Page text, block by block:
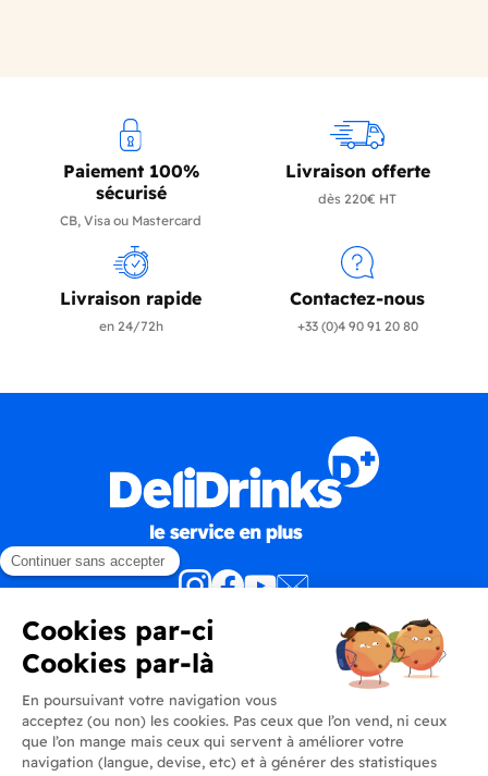
Paiement 100%
sécurisé
CB, Visa ou Mastercard
Livraison offerte
dès 220€ HT
Livraison rapide
en 24/72h
Contactez-nous
+33 (0)4 90 91 20 80
Produits
En savoir plus